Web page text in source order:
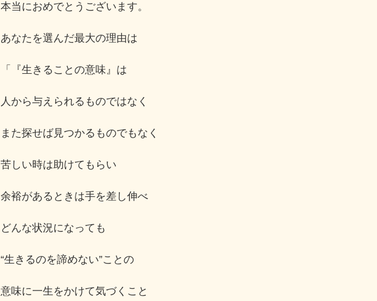
本当におめでとうございます。
あなたを選んだ最大の理由は
「『生きることの意味』は
人から与えられるものではなく
また探せば見つかるものでもなく
苦しい時は助けてもらい
余裕があるときは手を差し伸べ
どんな状況になっても
“生きるのを諦めない”ことの
意味に一生をかけて気づくこと